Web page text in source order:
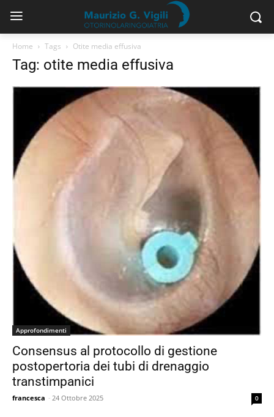
Home Tags Otite media effusiva
Tag: otite media effusiva
Approfondimenti
Consensus al protocollo di gestione
postopertoria dei tubi di drenaggio
transtimpanici
francesca - 24 Ottobre 2025 0